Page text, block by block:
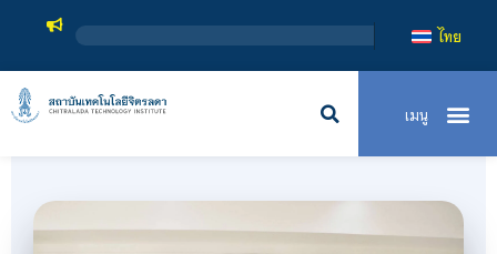
สถาบันเทคโนโลยีจิตรลดา
ไทย